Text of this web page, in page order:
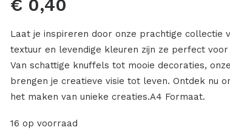
€ 0,40
Laat je inspireren door onze prachtige collectie
textuur en levendige kleuren zijn ze perfect
Van schattige knuffels tot mooie decoraties,
brengen je creatieve visie tot leven. Ontdek nu
het maken van unieke creaties.A4 Formaat.
16 op voorraad